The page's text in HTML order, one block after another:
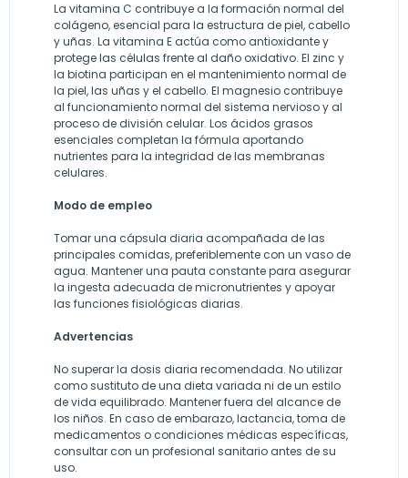
La vitamina C contribuye a la formación normal del
colágeno, esencial para la estructura de piel, cabello
y uñas. La vitamina E actúa como antioxidante y
protege las células frente al daño oxidativo. El zinc y
la biotina participan en el mantenimiento normal de
la piel, las uñas y el cabello. El magnesio contribuye
al funcionamiento normal del sistema nervioso y al
proceso de división celular. Los ácidos grasos
esenciales completan la fórmula aportando
nutrientes para la integridad de las membranas
celulares.
Modo de empleo
Tomar una cápsula diaria acompañada de las
principales comidas, preferiblemente con un vaso de
agua. Mantener una pauta constante para asegurar
la ingesta adecuada de micronutrientes y apoyar
las funciones fisiológicas diarias.
Advertencias
No superar la dosis diaria recomendada. No utilizar
como sustituto de una dieta variada ni de un estilo
de vida equilibrado. Mantener fuera del alcance de
los niños. En caso de embarazo, lactancia, toma de
medicamentos o condiciones médicas específicas,
consultar con un profesional sanitario antes de su
uso.